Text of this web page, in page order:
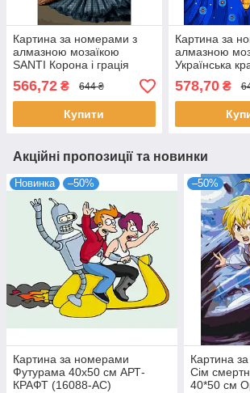
Картина за номерами з
алмазною мозаїкою
SANTI Корона і грація
30х50 см (956348)
566,72 ₴ 644 ₴
Купити
Картина за
алмазною
Українська
см
(954691)
578,70₴
Акційні пропозиції та новинки
Новинка –50%
Картина за номерами
Футурама 40х50 см АРТ-
КРАФТ (16088-AC)
–50%
Картина
Сім
40*50 см